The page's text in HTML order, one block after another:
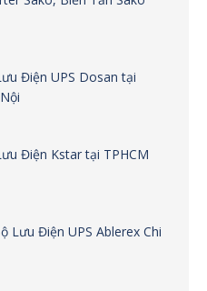
Điện UPS Dosan tại
Điện Kstar tại TPHCM
Lưu Điện UPS Ablerex Chi